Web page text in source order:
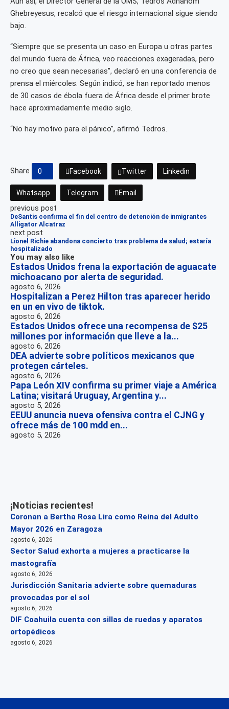
Ghebreyesus, recalcó que el riesgo internacional sigue siendo
bajo.
“Siempre que se presenta un caso en Europa u otras partes
del mundo fuera de África, veo reacciones exageradas, pero
no creo que sean necesarias”, declaró en una conferencia de
prensa el miércoles. Según indicó, se han reportado menos
de 30 casos de ébola fuera de África desde el primer brote
hace aproximadamente medio siglo.
“No hay motivo para el pánico”, afirmó Tedros.
Share 0 Facebook Twitter Linkedin
Whatsapp Telegram Email
previous post
DeSantis confirma el fin del centro de detención de inmigrantes
Alligator Alcatraz
next post
Lionel Richie abandona concierto tras problema de salud; estaría
hospitalizado
You may also like
Estados Unidos frena la exportación de aguacate
michoacano por alerta de seguridad.
agosto 6, 2026
Hospitalizan a Perez Hilton tras aparecer herido
en un en vivo de tiktok.
agosto 6, 2026
Estados Unidos ofrece una recompensa de $25
millones por información que lleve a la...
agosto 6, 2026
DEA advierte sobre políticos mexicanos que
protegen cárteles.
agosto 6, 2026
Papa León XIV confirma su primer viaje a América
Latina; visitará Uruguay, Argentina y...
agosto 5, 2026
EEUU anuncia nueva ofensiva contra el CJNG y
ofrece más de 100 mdd en...
agosto 5, 2026
¡Noticias recientes!
Coronan a Bertha Rosa Lira como Reina del Adulto
Mayor 2026 en Zaragoza
agosto 6, 2026
Sector Salud exhorta a mujeres a practicarse la
mastografía
agosto 6, 2026
Jurisdicción Sanitaria advierte sobre quemaduras
provocadas por el sol
agosto 6, 2026
DIF Coahuila cuenta con sillas de ruedas y aparatos
ortopédicos
agosto 6, 2026